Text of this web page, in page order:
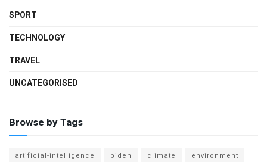
SPORT
TECHNOLOGY
TRAVEL
UNCATEGORISED
Browse by Tags
artificial-intelligence biden climate
environment